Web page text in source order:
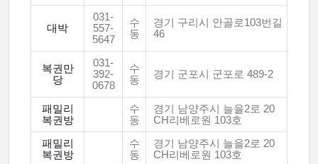
대박
031-
557-
5647
수
동
경기 구리시 안골로103번길
46
복권만
당
031-
392-
0678
수
동
경기 군포시 군포로 489-2
패밀리
복권방
수
동
경기 남양주시 늘을2로 20
CH리베로원 103호
패밀리
복권방
수
동
경기 남양주시 늘을2로 20
CH리베로원 103호